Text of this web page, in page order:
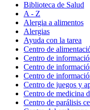
Biblioteca de Salud
A - Z
Alergia a alimentos
Alergias
Ayuda con la tarea
Centro de
Centro de
Centro de
Centro de
Centro de juegos y
Centro de medicina
Centro de parálisis